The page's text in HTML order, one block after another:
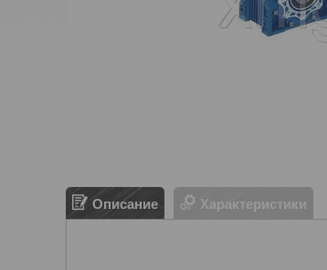
Описание Характеристики